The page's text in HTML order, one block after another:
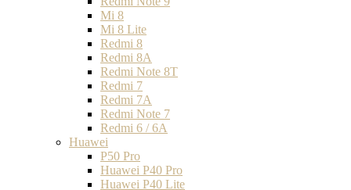
Mi 8
Mi 8 Lite
Redmi 8
Redmi 8A
Redmi Note 8T
Redmi 7
Redmi 7A
Redmi Note 7
Redmi 6 / 6A
Huawei
P50 Pro
Huawei P40 Pro
Huawei P40 Lite